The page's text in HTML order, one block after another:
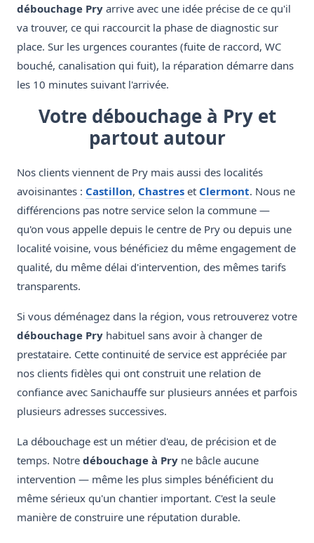
débouchage Pry arrive avec une idée précise de ce qu'il
va trouver, ce qui raccourcit la phase de diagnostic sur
place. Sur les urgences courantes (fuite de raccord, WC
bouché, canalisation qui fuit), la réparation démarre dans
les 10 minutes suivant l'arrivée.
Votre débouchage à Pry et
partout autour
Nos clients viennent de Pry mais aussi des localités
avoisinantes : Castillon, Chastres et Clermont. Nous ne
différencions pas notre service selon la commune —
qu'on vous appelle depuis le centre de Pry ou depuis une
localité voisine, vous bénéficiez du même engagement de
qualité, du même délai d'intervention, des mêmes tarifs
transparents.
Si vous déménagez dans la région, vous retrouverez votre
débouchage Pry habituel sans avoir à changer de
prestataire. Cette continuité de service est appréciée par
nos clients fidèles qui ont construit une relation de
confiance avec Sanichauffe sur plusieurs années et parfois
plusieurs adresses successives.
La débouchage est un métier d'eau, de précision et de
temps. Notre débouchage à Pry ne bâcle aucune
intervention — même les plus simples bénéficient du
même sérieux qu'un chantier important. C'est la seule
manière de construire une réputation durable.